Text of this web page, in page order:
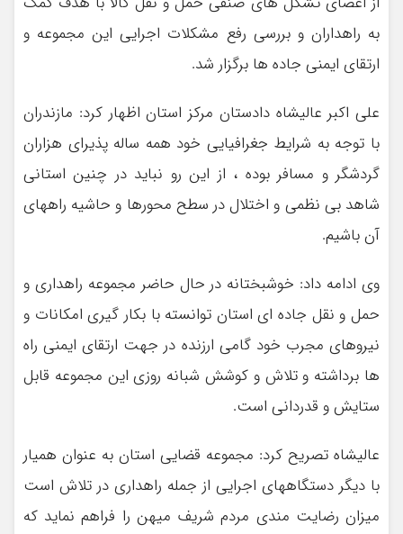
به راهداران و بررسی رفع مشکلات اجرایی این مجموعه و
ارتقای ایمنی جاده ها برگزار شد.
علی اکبر عالیشاه دادستان مرکز استان اظهار کرد: مازندران
با توجه به شرایط جغرافیایی خود همه ساله پذیرای هزاران
گردشگر و مسافر بوده ، از این رو نباید در چنین استانی
شاهد بی نظمی و اختلال در سطح محورها و حاشیه راههای
آن باشیم.
وی ادامه داد: خوشبختانه در حال حاضر مجموعه راهداری و
حمل و نقل جاده ای استان توانسته با بکار گیری امکانات و
نیروهای مجرب خود گامی ارزنده در جهت ارتقای ایمنی راه
ها برداشته و تلاش و کوشش شبانه روزی این مجموعه قابل
ستایش و قدردانی است.
عالیشاه تصریح کرد: مجموعه قضایی استان به عنوان همیار
با دیگر دستگاههای اجرایی از جمله راهداری در تلاش است
میزان رضایت مندی مردم شریف میهن را فراهم نماید که